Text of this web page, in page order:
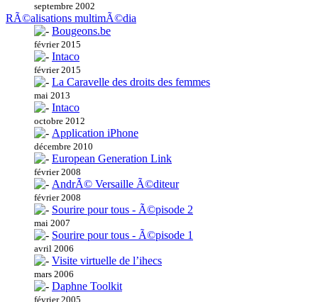
septembre 2002
RÃ©alisations multimÃ©dia
Bougeons.be
février 2015
Intaco
février 2015
La Caravelle des droits des femmes
mai 2013
Intaco
octobre 2012
Application iPhone
décembre 2010
European Generation Link
février 2008
AndrÃ© Versaille Ã©diteur
février 2008
Sourire pour tous - Ã©pisode 2
mai 2007
Sourire pour tous - Ã©pisode 1
avril 2006
Visite virtuelle de l’ihecs
mars 2006
Daphne Toolkit
février 2005